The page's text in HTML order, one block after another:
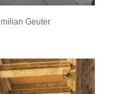
Geuter